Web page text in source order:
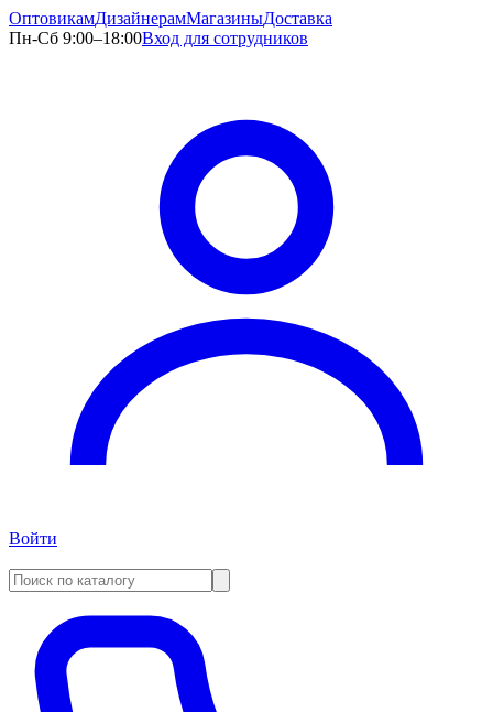
ОптовикамДизайнерамМагазиныДоставка
Пн-Сб 9:00–18:00Вход для сотрудников
Войти